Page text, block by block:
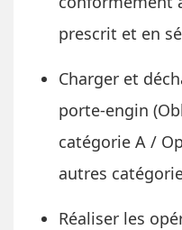
prescrit et en
Charger et
porte-engin
catégorie A /
autres
Réaliser les